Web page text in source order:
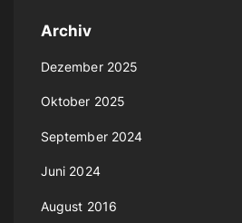
Archiv
Dezember 2025
Oktober 2025
September 2024
Juni 2024
August 2016